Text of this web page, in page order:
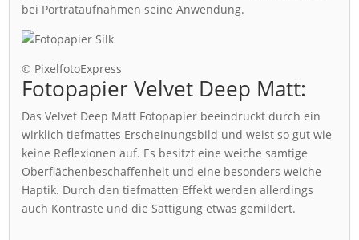
bei Porträtaufnahmen seine Anwendung.
© PixelfotoExpress
Fotopapier Velvet Deep Matt:
Das Velvet Deep Matt Fotopapier beeindruckt durch ein
wirklich tiefmattes Erscheinungsbild und weist so gut wie
keine Reflexionen auf. Es besitzt eine weiche samtige
Oberflächenbeschaffenheit und eine besonders weiche
Haptik. Durch den tiefmatten Effekt werden allerdings
auch Kontraste und die Sättigung etwas gemildert.